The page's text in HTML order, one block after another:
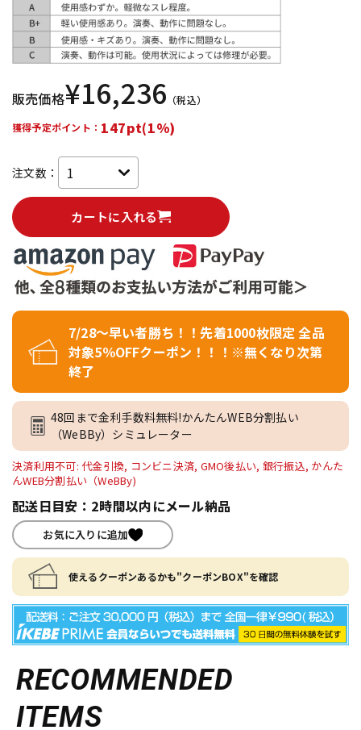
販売価格¥16,236 （税込）
獲得予定ポイント： 147pt(1%)
注文数：
カートに入れる
7/28～早い者勝ち！！先着1000枚限定 全品
対象5％OFFクーポン！！！※無くなり次第
終了
48回まで金利手数料無料!かんたんWEB分割払い
（WeBBy）シミュレーター
決済利用不可: 代金引換, コンビニ決済, GMO後払い, 銀行振込, かんた
んWEB分割払い（WeBBy)
配送日目安：2時間以内にメール納品
お気に入りに追加
使えるクーポンあるかも"クーポンBOX"を確認
RECOMMENDED
ITEMS